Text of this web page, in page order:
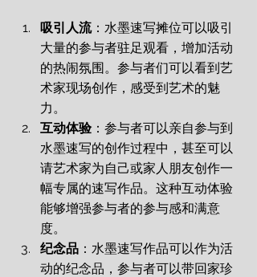
吸引人流： 水墨速写摊位可以吸引
大量的参与者驻足观看，增加活动
的热闹氛围。参与者们可以看到艺
术家现场创作，感受到艺术的魅
力。
互动体验： 参与者可以亲自参与到
水墨速写的创作过程中，甚至可以
请艺术家为自己或家人朋友创作一
幅专属的速写作品。这种互动体验
能够增强参与者的参与感和满意
度。
纪念品 ： 水墨速写作品可以作为活
动的纪念品，参与者可以带回家珍